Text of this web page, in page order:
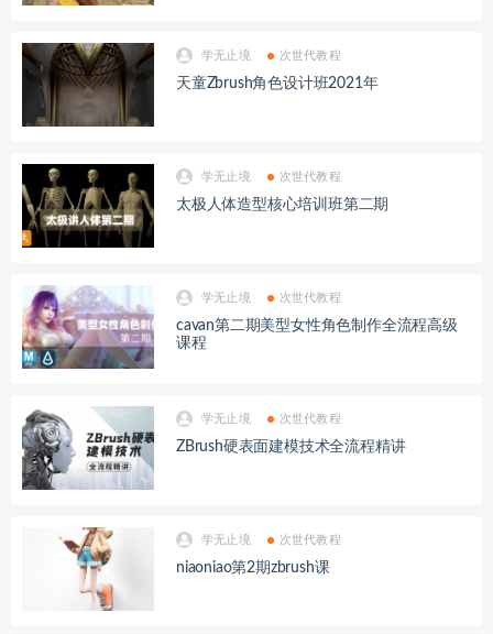
学无止境 次世代教程
天童Zbrush角色设计班2021年
学无止境 次世代教程
太极人体造型核心培训班第二期
学无止境 次世代教程
cavan第二期美型女性角色制作全流程高级
课程
学无止境 次世代教程
ZBrush硬表面建模技术全流程精讲
学无止境 次世代教程
niaoniao第2期zbrush课